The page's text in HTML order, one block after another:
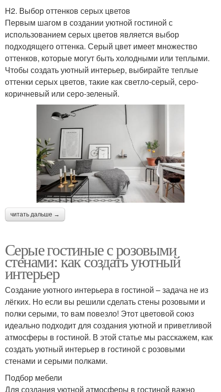
H2. Выбор оттенков серых цветов
Первым шагом в создании уютной гостиной с
использованием серых цветов является выбор
подходящего оттенка. Серый цвет имеет множество
оттенков, которые могут быть холодными или теплыми.
Чтобы создать уютный интерьер, выбирайте теплые
оттенки серых цветов, такие как светло-серый, серо-
коричневый или серо-зеленый.
читать дальше →
Серые гостиные с розовыми
стенами: как создать уютный
интерьер
Создание уютного интерьера в гостиной – задача не из
лёгких. Но если вы решили сделать стены розовыми и
полки серыми, то вам повезло! Этот цветовой союз
идеально подходит для создания уютной и приветливой
атмосферы в гостиной. В этой статье мы расскажем, как
создать уютный интерьер в гостиной с розовыми
стенами и серыми полками.
Подбор мебели
Для создания уютной атмосферы в гостиной важно